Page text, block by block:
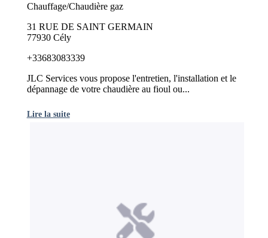
Chauffage/Chaudière gaz
31 RUE DE SAINT GERMAIN
77930 Cély
+33683083339
JLC Services vous propose l'entretien, l'installation et le
dépannage de votre chaudière au fioul ou...
Lire la suite